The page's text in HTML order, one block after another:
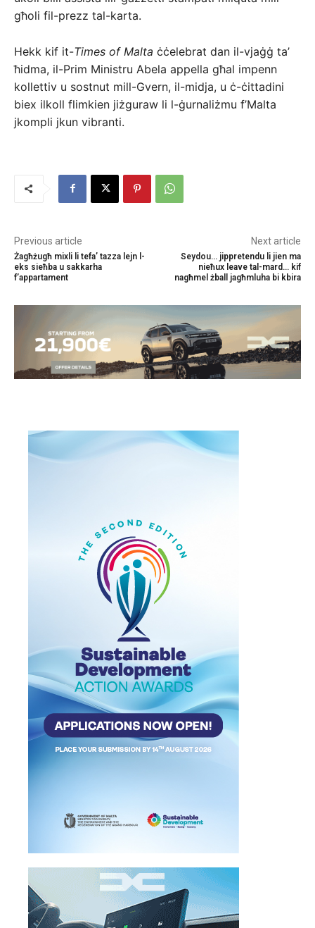
għoli fil-prezz tal-karta.
Hekk kif it-Times of Malta ċċelebrat dan il-vjaġġ ta’
ħidma, il-Prim Ministru Abela appella għal impenn
kollettiv u sostnut mill-Gvern, il-midja, u ċ-ċittadini
biex ilkoll flimkien jiżguraw li l-ġurnaliżmu f’Malta
jkompli jkun vibranti.
Previous article
Żagħżugħ mixli li tefa’ tazza lejn l-
eks sieħba u sakkarha
f’appartament
Next article
Seydou… jippretendu li jien ma
nieħux leave tal-mard… kif
nagħmel żball jagħmluha bi kbira